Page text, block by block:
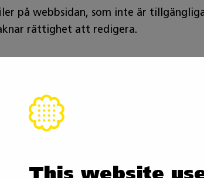
This website
på webbsidan, som inte är
rättighet att redigera.
utanför
är inte tillgänglig, eftersom